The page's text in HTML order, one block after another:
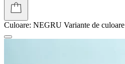
Culoare: NEGRU Variante de culoare